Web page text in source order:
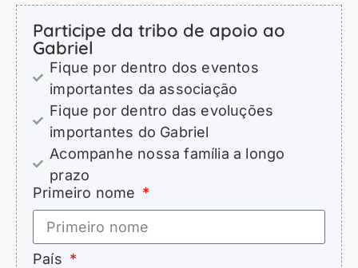
Participe da tribo de apoio ao
Gabriel
Fique por dentro dos eventos
importantes da associação
Fique por dentro das evoluções
importantes do Gabriel
Acompanhe nossa família a longo
prazo
Primeiro nome
País